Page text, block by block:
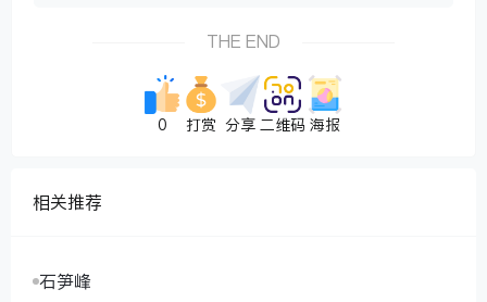
THE END
0 打赏 分享 二维码 海报
相关推荐
石笋峰